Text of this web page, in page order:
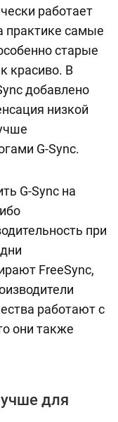
работает
практике самые
старые
красиво. В
добавлено
низкой
G-Sync.
G-Sync на
при
FreeSync,
работают с
они также
для